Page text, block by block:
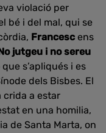
violació per
bé i del mal, qui se
Francesc ens
jutgeu i no sereu
s’apliqués i es
dels Bisbes. El
crida a estar
en una homilia,
de Santa Marta, on